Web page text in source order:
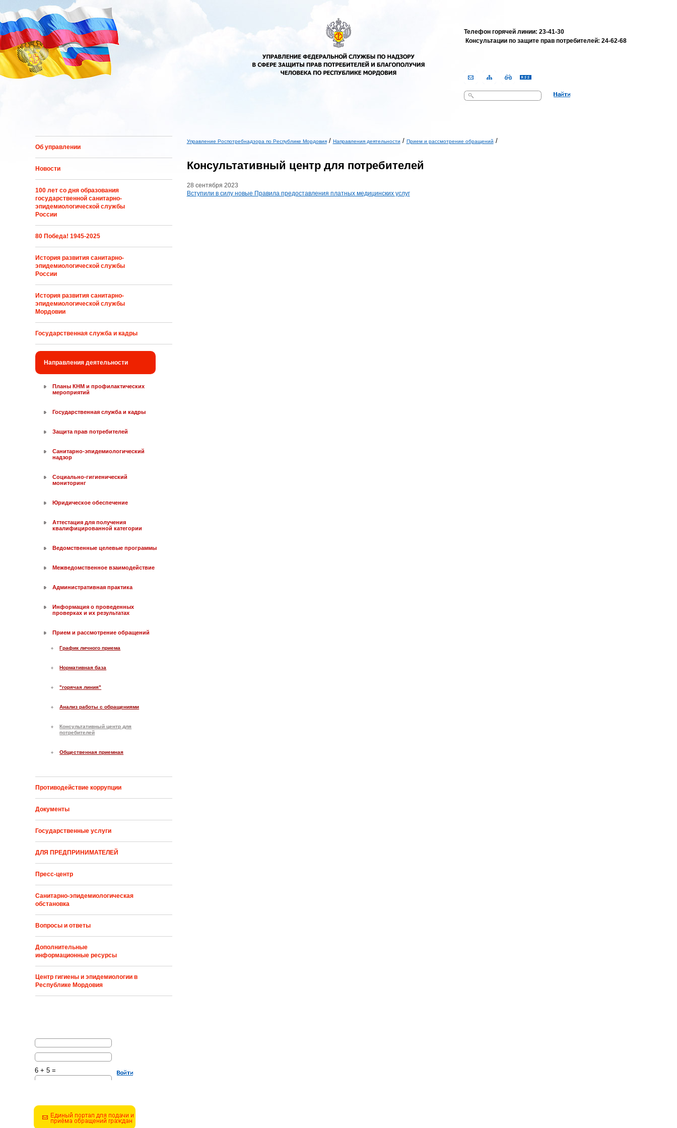
Перейти к основному содержанию
Телефон горячей линии: 23-41-30
Консультации по защите прав потребителей: 24-62-68
Форма поиска
Поиск
Об управлении
Новости
100 лет со дня образования
государственной санитарно-
эпидемиологической службы
России
80 Победа! 1945-2025
История развития санитарно-
эпидемиологической службы
России
История развития санитарно-
эпидемиологической службы
Мордовии
Государственная служба и кадры
Направления деятельности
Планы КНМ и профилактических
мероприятий
Государственная служба и кадры
Защита прав потребителей
Санитарно-эпидемиологический
надзор
Социально-гигиенический
мониторинг
Юридическое обеспечение
Аттестация для получения
квалифицированной категории
Ведомственные целевые программы
Межведомственное взаимодействие
Административная практика
Информация о проведенных
проверках и их результатах
Прием и рассмотрение обращений
График личного приема
Нормативная база
"горячая линия"
Анализ работы с обращениями
Консультативный центр для
потребителей
Общественная приемная
Противодействие коррупции
Документы
Государственные услуги
ДЛЯ ПРЕДПРИНИМАТЕЛЕЙ
Пресс-центр
Санитарно-эпидемиологическая
обстановка
Вопросы и ответы
Дополнительные
информационные ресурсы
Центр гигиены и эпидемиологии в
Республике Мордовия
6 + 5 =
Управление Роспотребнадзора по Республике Мордовия / Направления деятельности / Прием и рассмотрение обращений /
Консультативный центр для потребителей
28 сентября 2023
Вступили в силу новые Правила предоставления платных медицинских услуг